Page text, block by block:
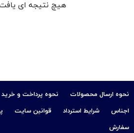
هیچ نتیجه ای
نحوه ارسال محصولات نحوه پرداخت و خرید
اجناس
شرایط استرداد قوانین سایت
سفارش